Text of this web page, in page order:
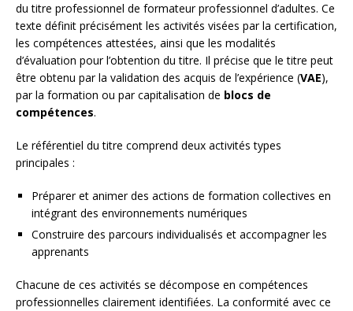
du titre professionnel de formateur professionnel d’adultes. Ce
texte définit précisément les activités visées par la certification,
les compétences attestées, ainsi que les modalités
d’évaluation pour l’obtention du titre. Il précise que le titre peut
être obtenu par la validation des acquis de l’expérience (VAE),
par la formation ou par capitalisation de blocs de
compétences.
Le référentiel du titre comprend deux activités types
principales :
Préparer et animer des actions de formation collectives en
intégrant des environnements numériques
Construire des parcours individualisés et accompagner les
apprenants
Chacune de ces activités se décompose en compétences
professionnelles clairement identifiées. La conformité avec ce